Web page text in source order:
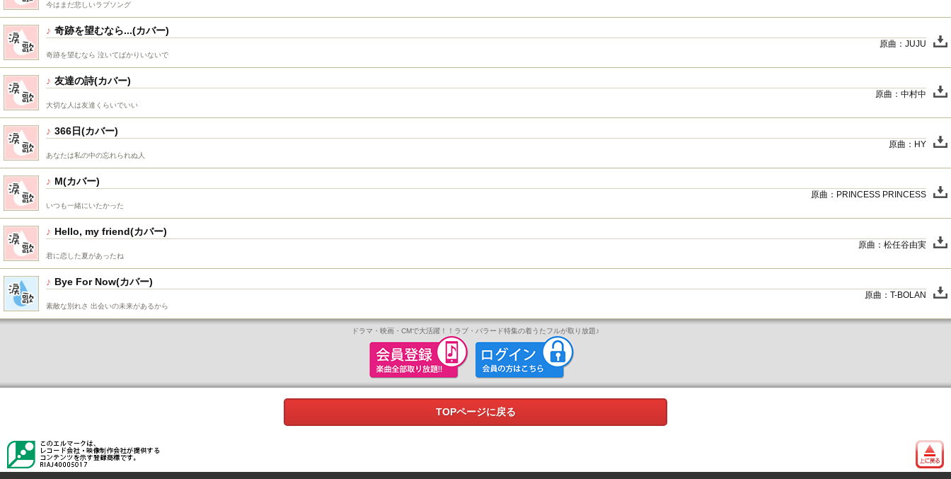
今はまだ悲しいラブソング
奇跡を望むなら...
原曲：JUJU
奇跡を望むなら 泣いてばかりいないで
友達の詩
原曲：中村中
大切な人は友達くらいでいい
366日
原曲：HY
あなたは私の中の忘れられぬ人
M
原曲：PRINCESS PRINCESS
いつも一緒にいたかった
Hello, my friend
原曲：松任谷由実
君に恋した夏があったね
Bye For Now
原曲：T-BOLAN
素敵な別れさ 出会いの未来があるから
ドラマ・映画・CMで大活躍！！ ラブ・バラード特集の着うたフルが取り放題 ♪
TOPページに戻る